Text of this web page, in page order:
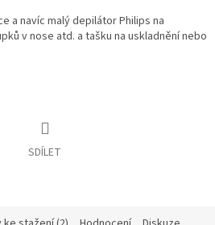
a navíc malý depilátor Philips na
v nose atd. a tašku na uskladnění nebo
SDÍLET